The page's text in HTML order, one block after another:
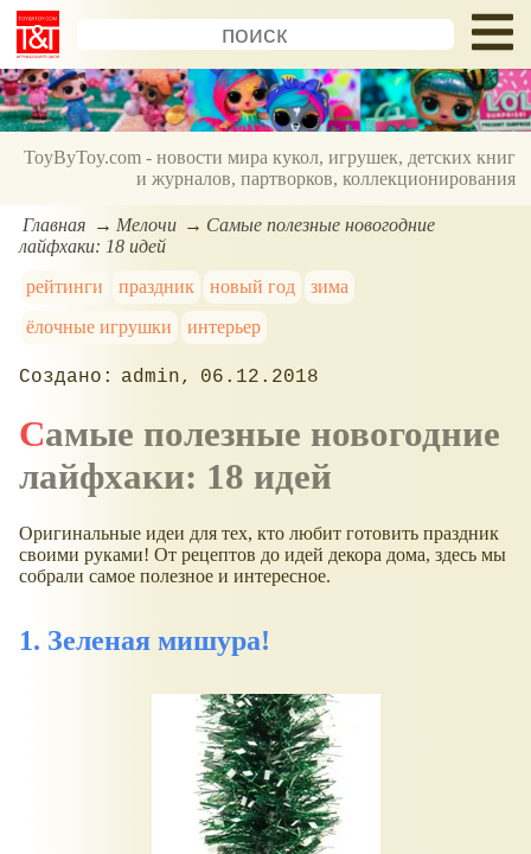
ToyByToy.com - новости мира кукол, игрушек, детских книг
и журналов, партворков, коллекционирования
Главная Мелочи
Самые полезные новогодние
лайфхаки: 18 идей
рейтинги
праздник новый год
зима
ёлочные игрушки
интерьер
admin 06.12.2018
Самые полезные новогодние
лайфхаки: 18 идей
Оригинальные идеи для тех, кто любит готовить праздник
своими руками! От рецептов до идей декора дома, здесь мы
собрали самое полезное и интересное.
1. Зеленая мишура!